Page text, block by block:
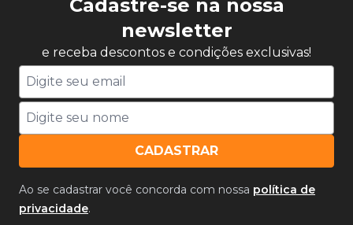
Cadastre-se na nossa
newsletter
e receba descontos e condições exclusivas!
CADASTRAR
Ao se cadastrar você concorda com nossa política de
privacidade.